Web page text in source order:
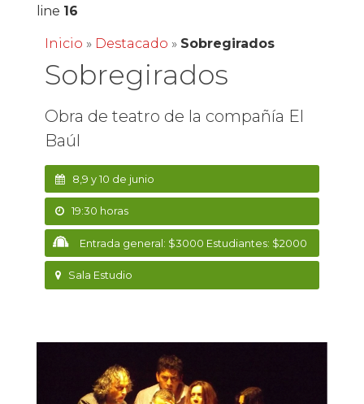
line 16
Inicio » Destacado » Sobregirados
Sobregirados
Obra de teatro de la compañía El
Baúl
8,9 y 10 de junio
19:30 horas
Entrada general: $3000 Estudiantes: $2000
Sala Estudio